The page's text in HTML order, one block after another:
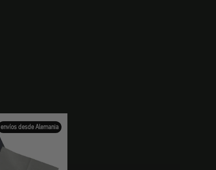
envíos desde Alemania